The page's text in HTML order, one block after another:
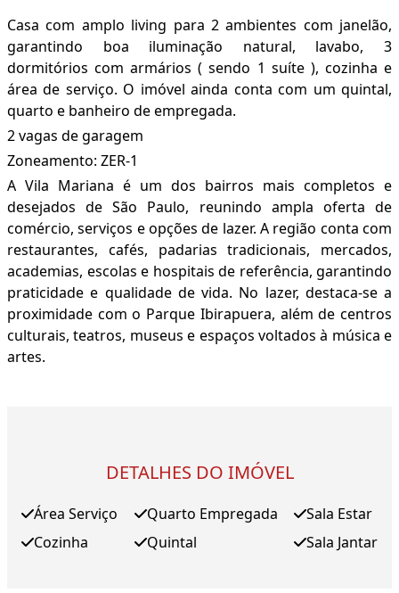
Casa com amplo living para 2 ambientes com janelão,
garantindo boa iluminação natural, lavabo, 3
dormitórios com armários ( sendo 1 suíte ), cozinha e
área de serviço. O imóvel ainda conta com um quintal,
quarto e banheiro de empregada.
2 vagas de garagem
Zoneamento: ZER-1
A Vila Mariana é um dos bairros mais completos e
desejados de São Paulo, reunindo ampla oferta de
comércio, serviços e opções de lazer. A região conta com
restaurantes, cafés, padarias tradicionais, mercados,
academias, escolas e hospitais de referência, garantindo
praticidade e qualidade de vida. No lazer, destaca-se a
proximidade com o Parque Ibirapuera, além de centros
culturais, teatros, museus e espaços voltados à música e
artes.
DETALHES DO IMÓVEL
Área Serviço
Cozinha
Quarto Empregada
Quintal
Sala Estar
Sala Jantar